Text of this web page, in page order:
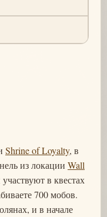
Shrine of Loyalty, в
из локации Wall
в квестах
700 мобов.
и в начале